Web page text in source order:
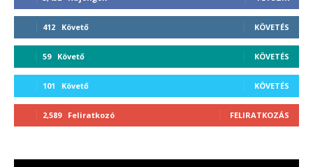
412 Követő KÖVETÉS
59 Követő KÖVETÉS
101 Követő KÖVETÉS
2,589 Feliratkozó FELIRATKOZÁS